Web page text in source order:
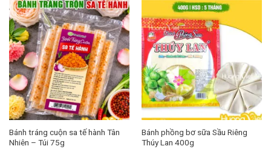
Bánh tráng cuộn sa tế hành Tân
Nhiên – Túi 75g
Bánh phồng bơ sữa Sầu Riêng
Thúy Lan 400g